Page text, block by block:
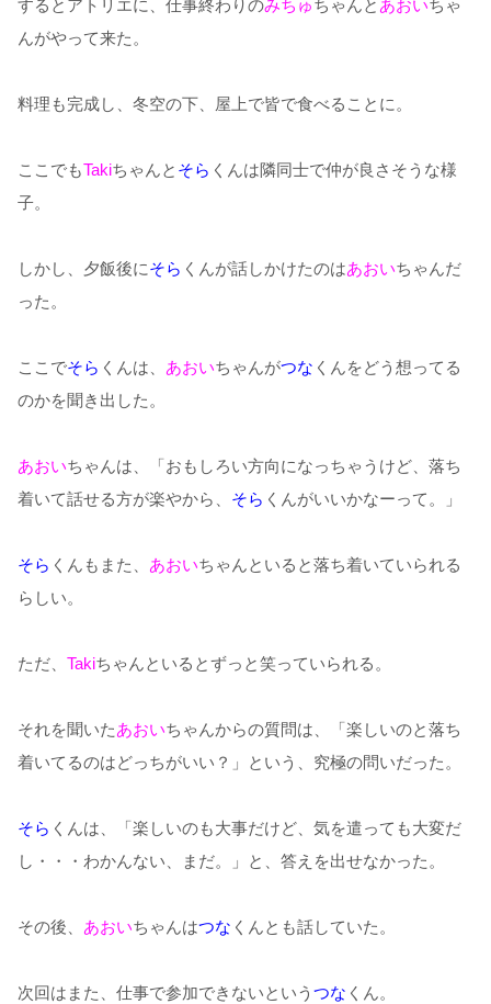
するとアトリエに、仕事終わりのみちゅちゃんと あおいちゃ
んがやって来た。
料理も完成し、冬空の下、屋上で皆で食べることに。
ここでもTakiちゃんと そら くんは隣同士で仲が良さそうな様
子。
しかし、夕飯後にそら くんが話しかけたのはあおいちゃんだ
った。
ここでそら くんは、 あおいちゃんがつな くんをどう想ってる
のかを聞き出した。
あおいちゃんは、「おもしろい方向になっちゃうけど、落ち
着いて話せる方が楽やから、 そら くんがいいかなーって。」
そら くんもまた、 あおいちゃんといると落ち着いていられる
らしい。
ただ、 Takiちゃんといるとずっと笑っていられる。
それを聞いたあおいちゃんからの質問は、「楽しいのと落ち
着いてるのはどっちがいい？」という、究極の問いだった。
そら くんは、「楽しいのも大事だけど、気を遣っても大変だ
し・・・わかんない、まだ。」と、答えを出せなかった。
その後、 あおいちゃんはつな くんとも話していた。
次回はまた、仕事で参加できないという つな くん。